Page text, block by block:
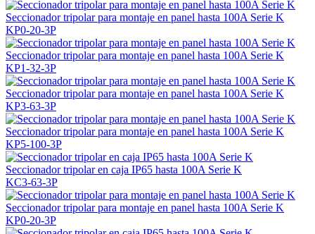
Seccionador tripolar para montaje en panel hasta 100A Serie K
KP0-20-3P
Seccionador tripolar para montaje en panel hasta 100A Serie K
KP1-32-3P
Seccionador tripolar para montaje en panel hasta 100A Serie K
KP3-63-3P
Seccionador tripolar para montaje en panel hasta 100A Serie K
KP5-100-3P
Seccionador tripolar en caja IP65 hasta 100A Serie K
KC3-63-3P
Seccionador tripolar para montaje en panel hasta 100A Serie K
KP0-20-3P